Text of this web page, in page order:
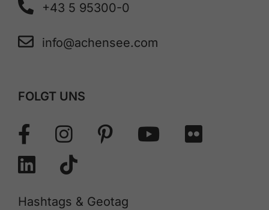
+43 5 95300-0
info@achensee.com
FOLGT UNS
Hashtags & Geotag